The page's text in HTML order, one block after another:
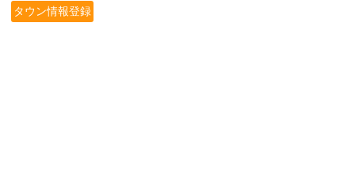
タウン情報登録